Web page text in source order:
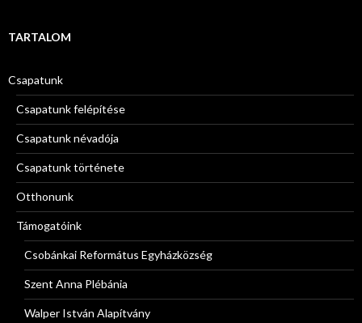
TARTALOM
Csapatunk
Csapatunk felépítése
Csapatunk névadója
Csapatunk története
Otthonunk
Támogatóink
Csobánkai Református Egyházközség
Szent Anna Plébánia
Walper István Alapítvány